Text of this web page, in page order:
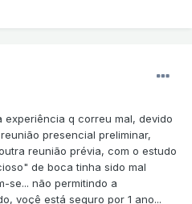
experiência q correu mal, devido
presencial preliminar,
reunião prévia, com o estudo
de boca tinha sido mal
se... não permitindo a
voçê está seguro por 1 ano...